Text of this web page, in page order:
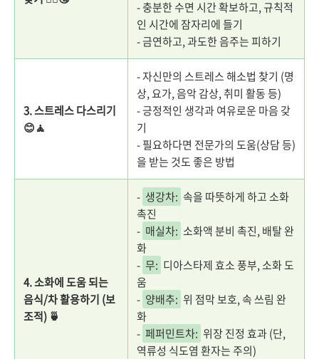
- 충분한 수면 시간 확보하고, 규칙적
인 시간에 잠자리에 들기
- 금연하고, 과도한 음주는 피하기
3. 스트레스 다스리기
😊🧘
- 자신만의 스트레스 해소법 찾기 (명
상, 요가, 음악 감상, 취미 활동 등)
- 긍정적인 생각과 여유로운 마음 갖
기
- 필요하다면 전문가의 도움(상담 등)
을 받는 것도 좋은 방법
4. 소화에 도움 되는
음식/차 활용하기 (보
조적) 🍵
- 생강차: 속을 따뜻하게 하고 소화
촉진
- 매실차: 소화액 분비 촉진, 배탈 완
화
- 무: 디아스타제 효소 풍부, 소화 도
움
- 양배추: 위 점막 보호, 속 쓰림 완
화
- 페퍼민트차: 위장 진정 효과 (단,
역류성 식도염 환자는 주의)